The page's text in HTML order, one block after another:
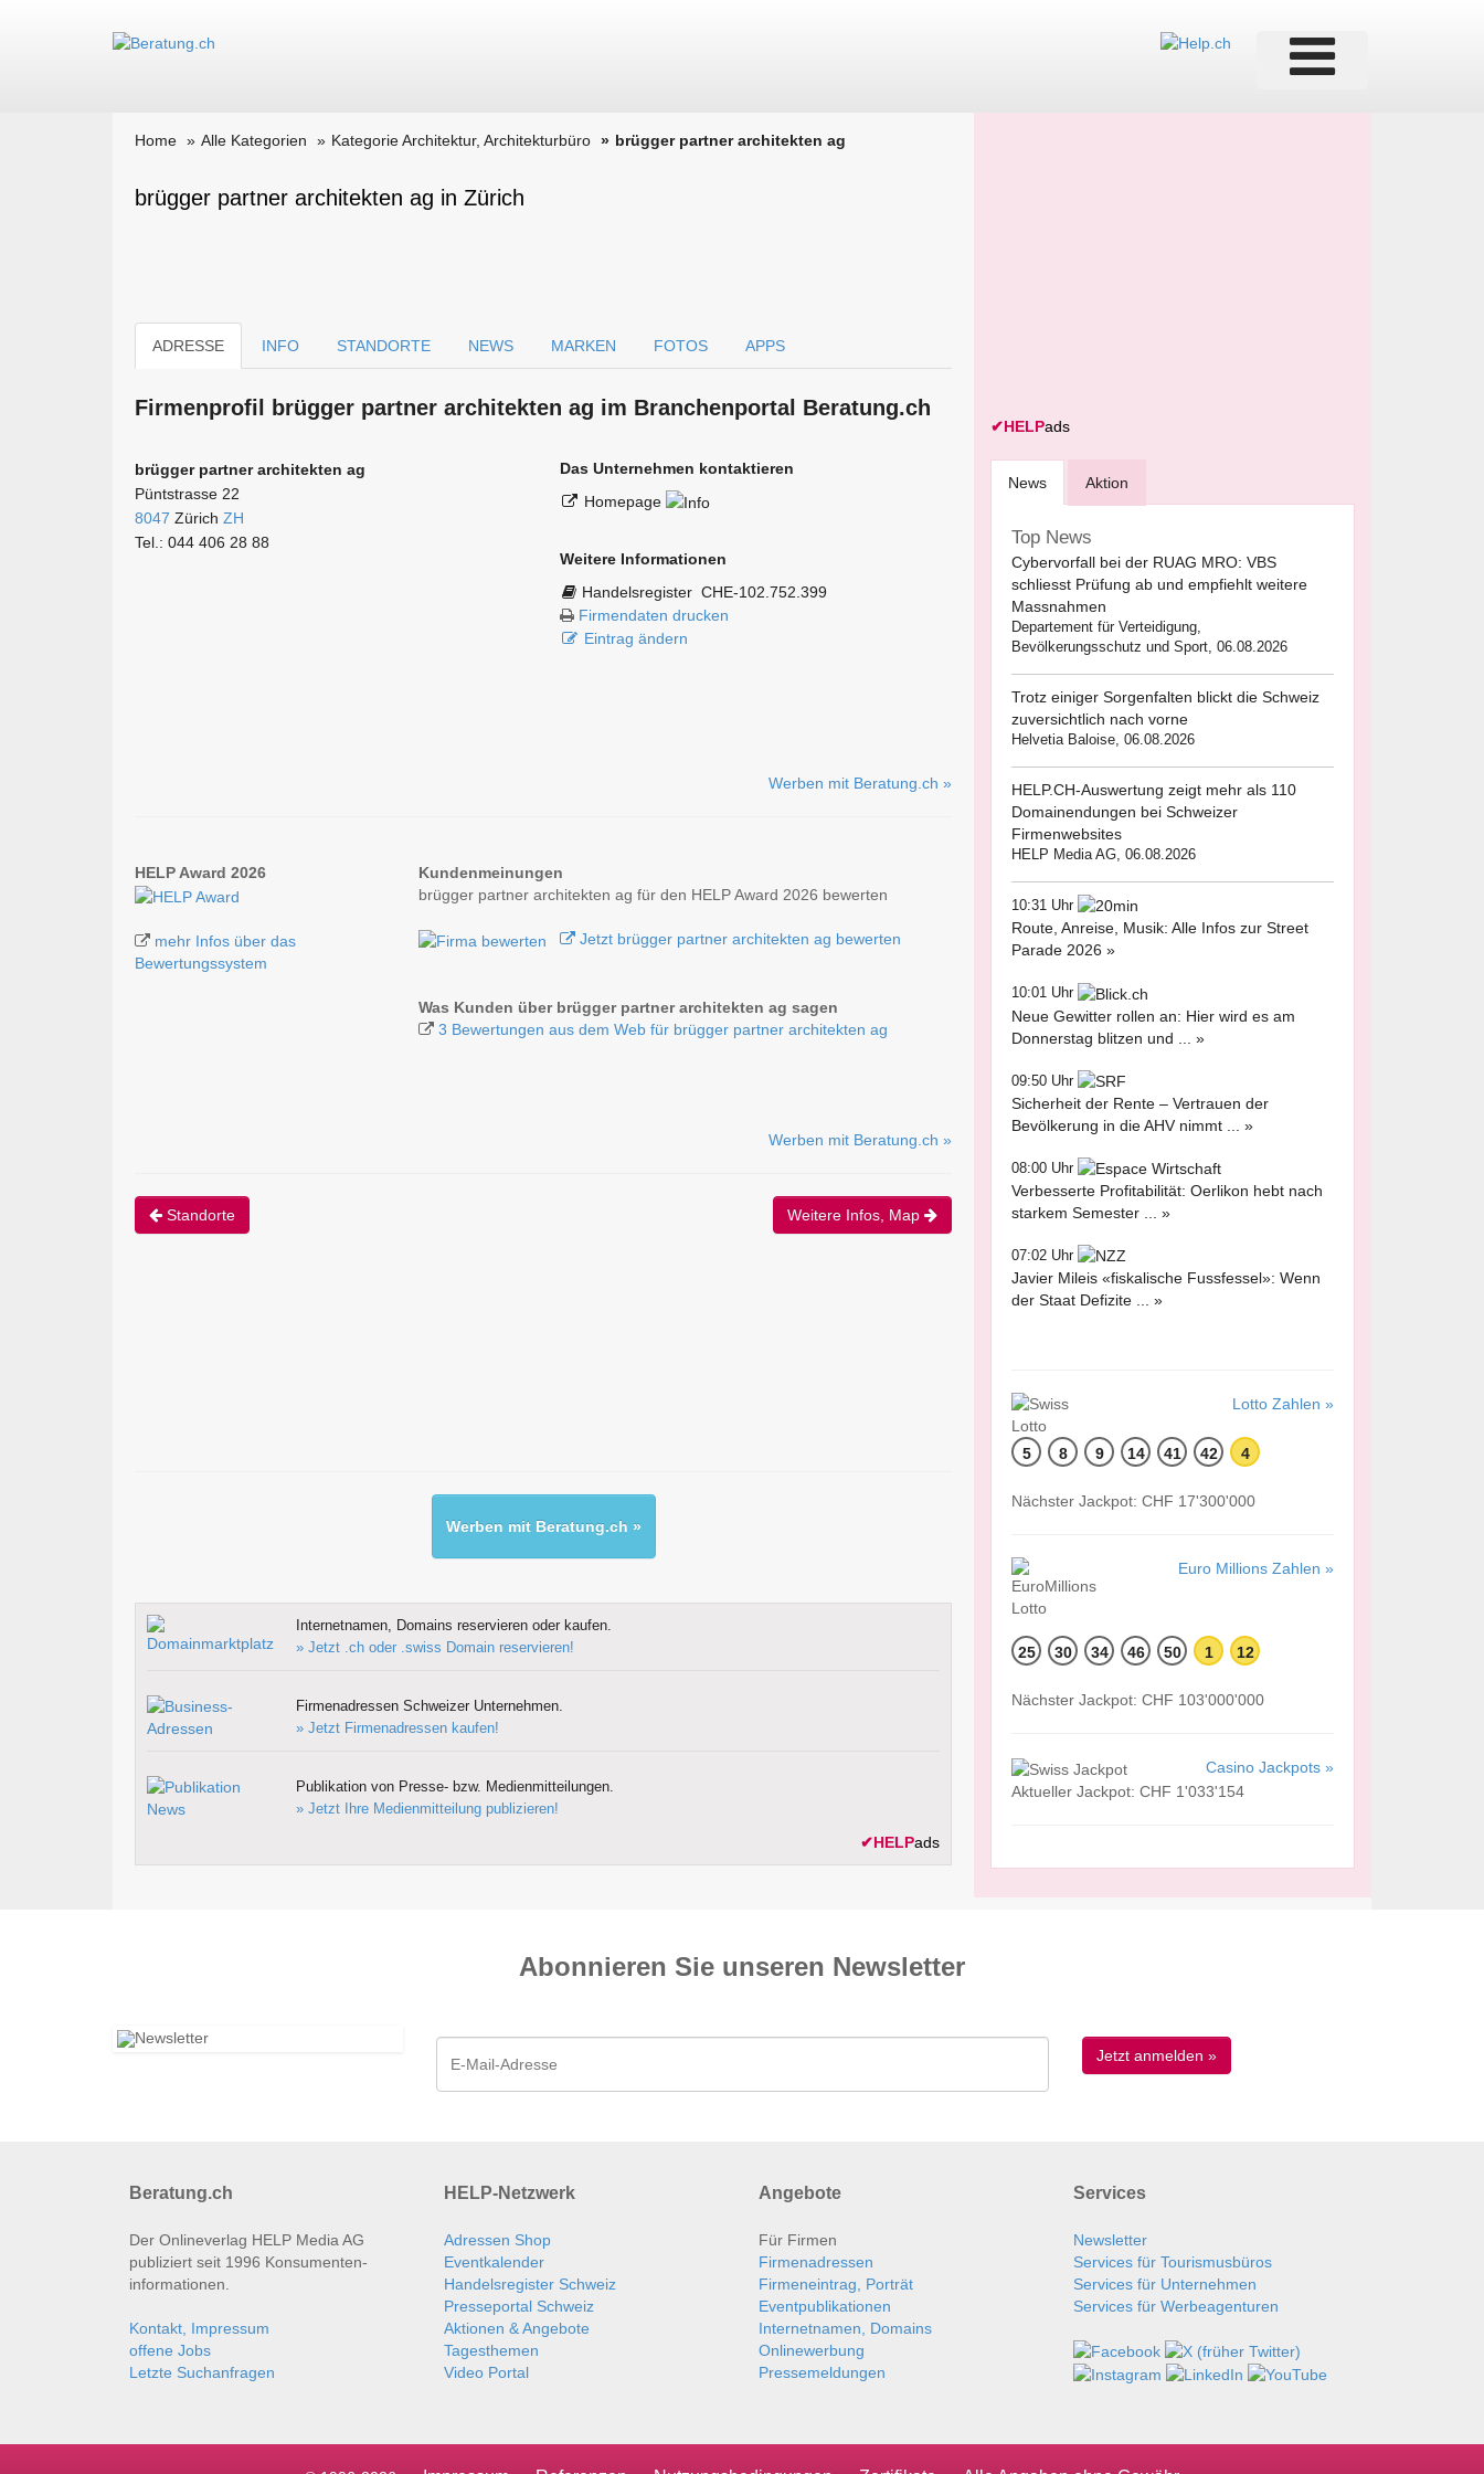
Home Alle Kategorien Kategorie Architektur, Architekturbüro brügger partner architekten ag
brügger partner architekten ag in Zürich
ADRESSE INFO STANDORTE NEWS MARKEN FOTOS APPS
Firmen­profil brügger partner architekten ag im Branchen­portal Beratung.ch
brügger partner architekten ag
Püntstrasse 22
8047 Zürich ZH
Tel.: 044 406 28 88
Das Unternehmen kontaktieren
Homepage
Weitere Informationen
Handelsregister CHE-102.752.399
Firmendaten drucken
Eintrag ändern
Werben mit Beratung.ch »
HELP Award 2026
mehr Infos über das
Bewertungssystem
Kundenmeinungen
brügger partner architekten ag für den HELP Award 2026 bewerten
Jetzt brügger partner architekten ag bewerten
Was Kunden über brügger partner architekten ag sagen
3 Bewertungen aus dem Web für brügger partner architekten ag
Werben mit Beratung.ch »
Standorte Weitere Infos, Map
Werben mit Beratung.ch »
Internetnamen, Domains reservieren oder kaufen.
» Jetzt .ch oder .swiss Domain reservieren!
Firmenadressen Schweizer Unternehmen.
» Jetzt Firmenadressen kaufen!
Publikation von Presse- bzw. Medienmitteilungen.
» Jetzt Ihre Medienmitteilung publizieren!
✔HELPads
✔HELPads
News Aktion
Top News
Cybervorfall bei der RUAG MRO: VBS
schliesst Prüfung ab und empfiehlt weitere
Massnahmen
Departement für Verteidigung,
Bevölkerungsschutz und Sport, 06.08.2026
Trotz einiger Sorgenfalten blickt die Schweiz
zuversichtlich nach vorne
Helvetia Baloise, 06.08.2026
HELP.CH-Auswertung zeigt mehr als 110
Domainendungen bei Schweizer
Firmenwebsites
HELP Media AG, 06.08.2026
10:31 Uhr
Route, Anreise, Musik: Alle Infos zur Street
Parade 2026 »
10:01 Uhr
Neue Gewitter rollen an: Hier wird es am
Donnerstag blitzen und ... »
09:50 Uhr
Sicherheit der Rente – Vertrauen der
Bevölkerung in die AHV nimmt ... »
08:00 Uhr
Verbesserte Profitabilität: Oerlikon hebt nach
starkem Semester ... »
07:02 Uhr
Javier Mileis «fiskalische Fussfessel»: Wenn
der Staat Defizite ... »
Lotto Zahlen »
5 8 9 14 41 42 4
Nächster Jackpot: CHF 17'300'000
Euro Millions Zahlen »
25 30 34 46 50 1 12
Nächster Jackpot: CHF 103'000'000
Casino Jackpots »
Aktueller Jackpot: CHF 1'033'154
Abonnieren Sie unseren News­letter
Beratung.ch
Der Onlineverlag HELP Media AG
publiziert seit 1996 Konsumenten­
informationen.
Kontakt, Impressum
offene Jobs
Letzte Suchanfragen
HELP-Netzwerk
Adressen Shop
Eventkalender
Handelsregister Schweiz
Presseportal Schweiz
Aktionen & Angebote
Tagesthemen
Video Portal
Angebote
Für Firmen
Firmenadressen
Firmeneintrag, Porträt
Eventpublikationen
Internetnamen, Domains
Onlinewerbung
Pressemeldungen
Services
Newsletter
Services für Tourismusbüros
Services für Unternehmen
Services für Werbeagenturen